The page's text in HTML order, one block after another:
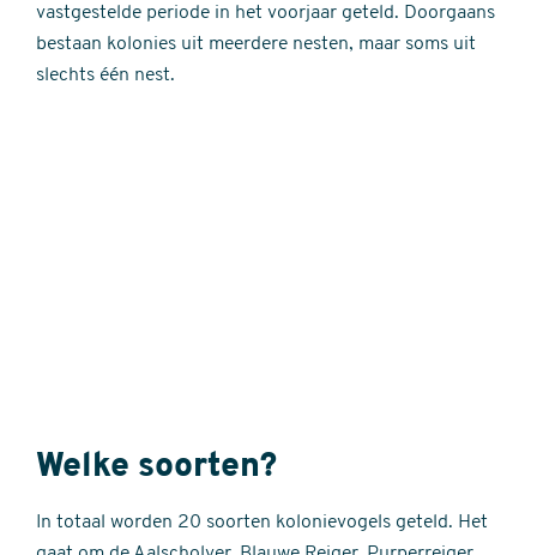
vastgestelde periode in het voorjaar geteld. Doorgaans
bestaan kolonies uit meerdere nesten, maar soms uit
slechts één nest.
Welke soorten?
In totaal worden 20 soorten kolonievogels geteld. Het